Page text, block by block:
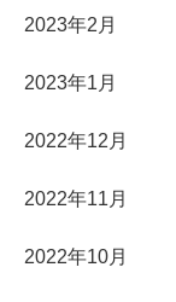
2023年2月
2023年1月
2022年12月
2022年11月
2022年10月